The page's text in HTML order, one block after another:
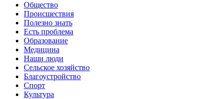
Общество
Происшествия
Полезно знать
Есть проблема
Образование
Медицина
Наши люди
Сельское хозяйство
Благоустройство
Спорт
Культура